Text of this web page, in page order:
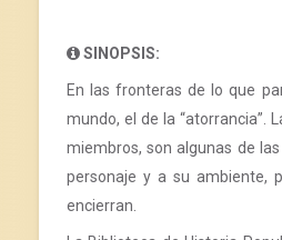
SINOPSIS:
En las fronteras de lo que
mundo, el de la “atorrancia”.
miembros, son algunas de
personaje y a su ambiente,
encierran.